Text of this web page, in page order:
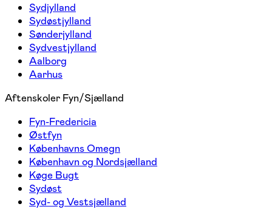
Sydjylland
Sydøstjylland
Sønderjylland
Sydvestjylland
Aalborg
Aarhus
Aftenskoler Fyn/Sjælland
Fyn-Fredericia
Østfyn
Københavns Omegn
København og Nordsjælland
Køge Bugt
Sydøst
Syd- og Vestsjælland